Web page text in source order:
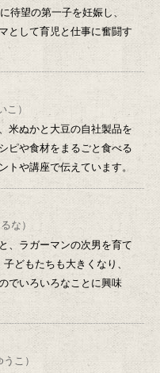
待望の第一子を妊娠し、
として育児と仕事に奮闘す
こ）
米ぬかと大豆の自社製品を
ピや食材をまるごと食べる
トや講座で伝えています。
な）
、ラガーマンの次男を育て
どもたちも大きくなり、
でいろいろなことに興味
こ）